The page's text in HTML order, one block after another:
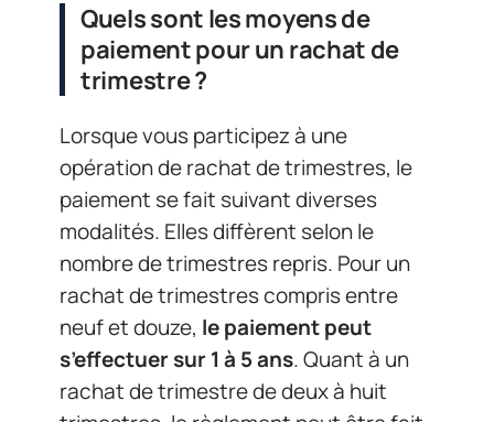
Quels sont les moyens de
paiement pour un rachat de
trimestre ?
Lorsque vous participez à une
opération de rachat de trimestres, le
paiement se fait suivant diverses
modalités. Elles diffèrent selon le
nombre de trimestres repris. Pour un
rachat de trimestres compris entre
neuf et douze, le paiement peut
s’effectuer sur 1 à 5 ans. Quant à un
rachat de trimestre de deux à huit